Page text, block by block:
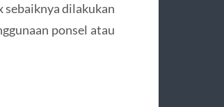
dilakukan
ponsel atau